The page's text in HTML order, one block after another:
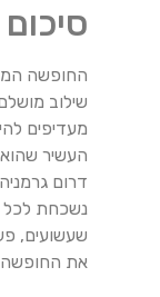
סיכום
שילוב
מעדיפים
העשיר
דרום
נשכחת לכל
שעשועים,
את החופשה